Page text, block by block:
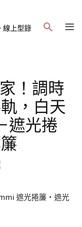
線上型錄
！調時
，白天
遮光捲
遮光捲簾・遮光